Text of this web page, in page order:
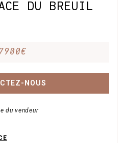
DU BREUIL
NOUS
du vendeur